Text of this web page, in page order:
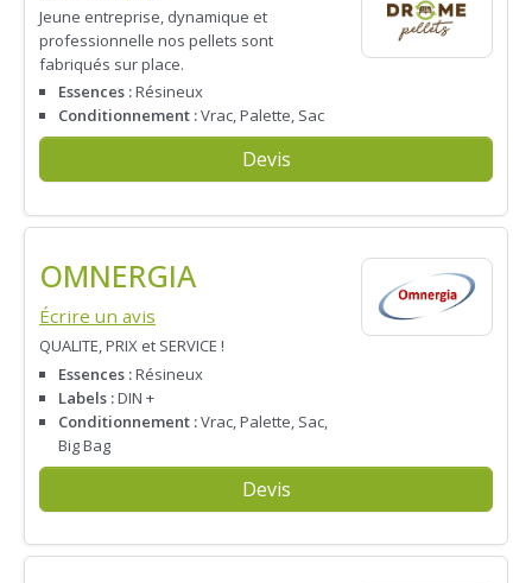
Jeune entreprise, dynamique et
professionnelle nos pellets sont
fabriqués sur place.
Essences :Résineux
Conditionnement :Vrac, Palette, Sac
Devis
OMNERGIA
Écrire un avis
QUALITE, PRIX et SERVICE !
Essences :Résineux
Labels :DIN +
Conditionnement :Vrac, Palette, Sac,
Big Bag
Devis